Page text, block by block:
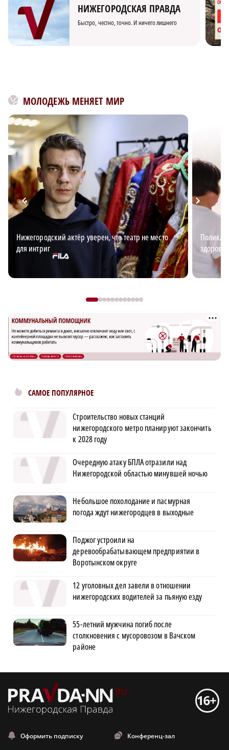
НИЖЕГОРОДСКАЯ ПРАВДА
Быстро, честно, точно. И ничего лишнего
МОЛОДЕЖЬ МЕНЯЕТ МИР
Нижегородский актёр уверен, что театр не место
для интриг
САМОЕ ПОПУЛЯРНОЕ
Строительство новых станций
нижегородского метро планируют закончить
к 2028 году
Очередную атаку БПЛА отразили над
Нижегородской областью минувшей ночью
Небольшое похолодание и пасмурная
погода ждут нижегородцев в выходные
Поджог устроили на
деревообрабатывающем предприятии в
Воротынском округе
12 уголовных дел завели в отношении
нижегородских водителей за пьяную езду
55-летний мужчина погиб после
столкновения с мусоровозом в Вачском
районе
Оформить подписку Конференц-зал